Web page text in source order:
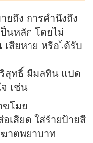
ยถึง การคำนึงถึง
นหลัก โดยไม่
เสียหาย หรือได้รับ
สุทธิ์ มีมลทิน แปด
เช่น
ขโมย
เสียด ใส่ร้ายป้ายสี
าตพยาบาท